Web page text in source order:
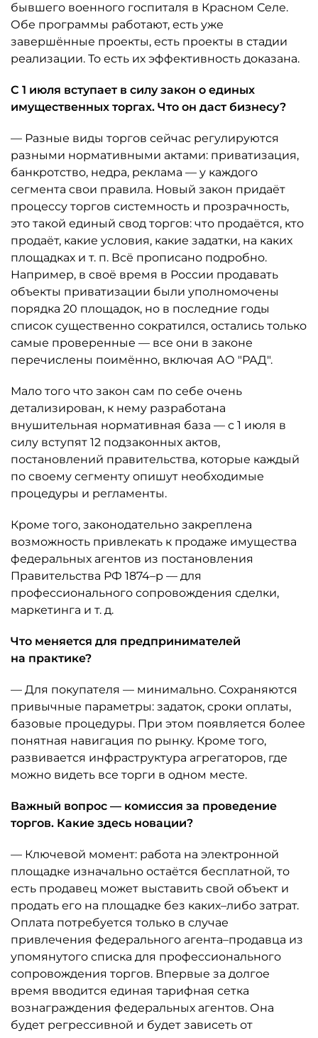
бывшего военного госпиталя в Красном Селе.
Обе программы работают, есть уже
завершённые проекты, есть проекты в стадии
реализации. То есть их эффективность доказана.
С 1 июля вступает в силу закон о единых
имущественных торгах. Что он даст бизнесу?
— Разные виды торгов сейчас регулируются
разными нормативными актами: приватизация,
банкротство, недра, реклама — у каждого
сегмента свои правила. Новый закон придаёт
процессу торгов системность и прозрачность,
это такой единый свод торгов: что продаётся, кто
продаёт, какие условия, какие задатки, на каких
площадках и т. п. Всё прописано подробно.
Например, в своё время в России продавать
объекты приватизации были уполномочены
порядка 20 площадок, но в последние годы
список существенно сократился, остались только
самые проверенные — все они в законе
перечислены поимённо, включая АО "РАД".
Мало того что закон сам по себе очень
детализирован, к нему разработана
внушительная нормативная база — с 1 июля в
силу вступят 12 подзаконных актов,
постановлений правительства, которые каждый
по своему сегменту опишут необходимые
процедуры и регламенты.
Кроме того, законодательно закреплена
возможность привлекать к продаже имущества
федеральных агентов из постановления
Правительства РФ 1874–р — для
профессионального сопровождения сделки,
маркетинга и т. д.
Что меняется для предпринимателей
на практике?
— Для покупателя — минимально. Сохраняются
привычные параметры: задаток, сроки оплаты,
базовые процедуры. При этом появляется более
понятная навигация по рынку. Кроме того,
развивается инфраструктура агрегаторов, где
можно видеть все торги в одном месте.
Важный вопрос — комиссия за проведение
торгов. Какие здесь новации?
— Ключевой момент: работа на электронной
площадке изначально остаётся бесплатной, то
есть продавец может выставить свой объект и
продать его на площадке без каких–либо затрат.
Оплата потребуется только в случае
привлечения федерального агента–продавца из
упомянутого списка для профессионального
сопровождения торгов. Впервые за долгое
время вводится единая тарифная сетка
вознаграждения федеральных агентов. Она
будет регрессивной и будет зависеть от